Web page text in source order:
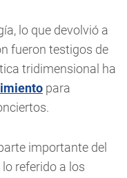
lo que devolvió a
fueron testigos de
tridimensional ha
para
importante del
referido a los